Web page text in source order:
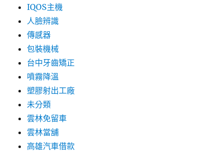
IQOS主機
人臉辨識
傳感器
包裝機械
台中牙齒矯正
噴霧降溫
塑膠射出工廠
未分類
雲林免留車
雲林當舖
高雄汽車借款